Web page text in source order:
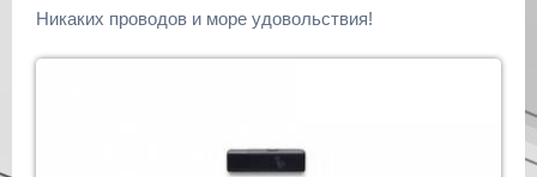
Никаких проводов и море удовольствия!